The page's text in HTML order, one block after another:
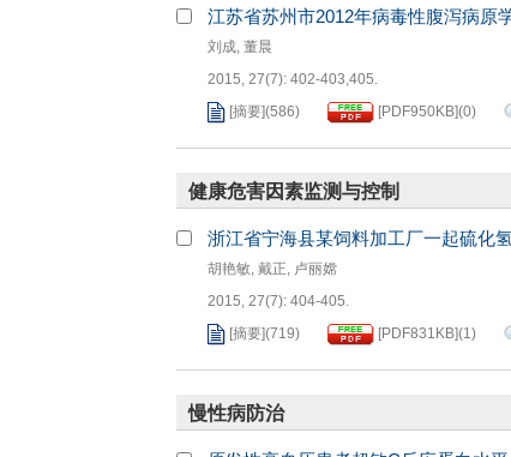
江苏省苏州市2012年病毒性腹泻病原
刘成, 董晨
2015, 27(7): 402-403,405.
[摘要](586) [PDF 950KB](0)
健康危害因素监测与控制
浙江省宁海县某饲料加工厂一起硫化
胡艳敏, 戴正, 卢丽嫦
2015, 27(7): 404-405.
[摘要](719) [PDF 831KB](1)
慢性病防治